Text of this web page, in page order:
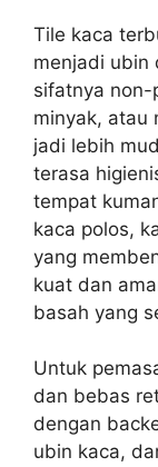
Tile kaca
menjadi ubin
sifatnya non-
minyak, atau
jadi lebih
terasa
tempat
kaca polos,
yang
kuat dan
basah yang
Untuk
dan bebas
dengan
ubin kaca,